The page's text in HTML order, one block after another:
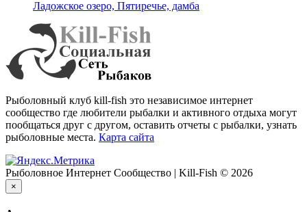
Ладожское озеро, Пятиречье, дамба
Рыболовный клуб kill-fish это независимое интернет
сообщество где любители рыбалки и активного отдыха могут
пообщаться друг с другом, оставить отчеты с рыбалки, узнать
рыболовные места. Карта сайта
Рыболовное Интернет Сообщество | Kill-Fish © 2026
×